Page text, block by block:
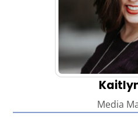
Media